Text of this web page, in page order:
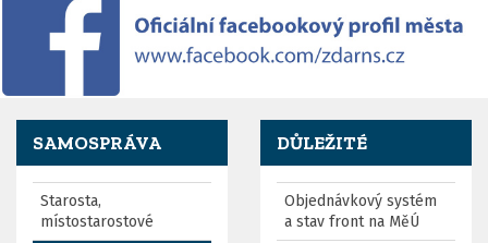
SAMOSPRÁVA
Starosta,
místostarostové
DŮLEŽITÉ
Objednávkový systém
a stav front na MěÚ